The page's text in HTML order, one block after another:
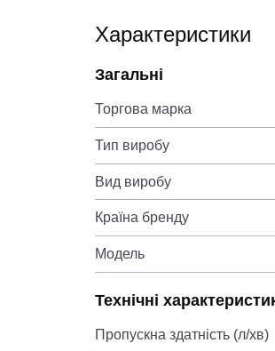
Характеристики
Загальні
Торгова марка
Тип виробу
Вид виробу
Країна бренду
Модель
Технічні
Пропускна здатність (л/хв)